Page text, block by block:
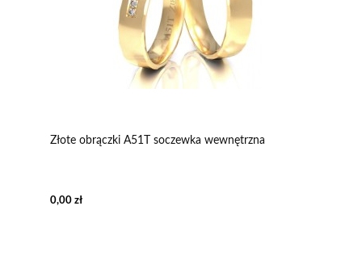
Złote obrączki A51T soczewka wewnętrzna
0,00 zł